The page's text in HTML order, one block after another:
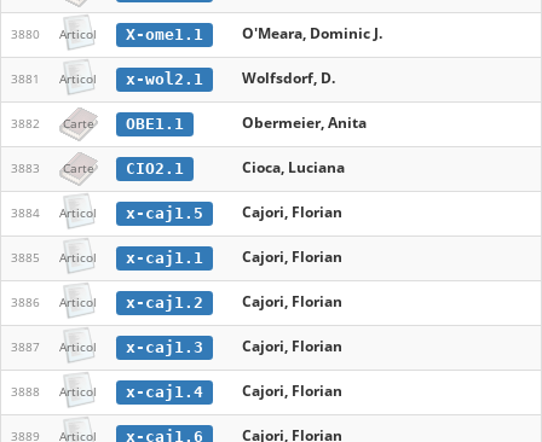
3880 Articol X-ome1.1 O'Meara, Dominic J.
3881 Articol x-wol2.1 Wolfsdorf, D.
3882 Carte OBE1.1 Obermeier, Anita
3883 Carte CIO2.1 Cioca, Luciana
3884 Articol x-caj1.5 Cajori, Florian
3885 Articol x-caj1.1 Cajori, Florian
3886 Articol x-caj1.2 Cajori, Florian
3887 Articol x-caj1.3 Cajori, Florian
3888 Articol x-caj1.4 Cajori, Florian
3889 Articol x-caj1.6 Cajori, Florian